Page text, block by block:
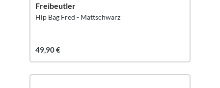
Freibeutler
Hip Bag Fred - Mattschwarz
49,90 €